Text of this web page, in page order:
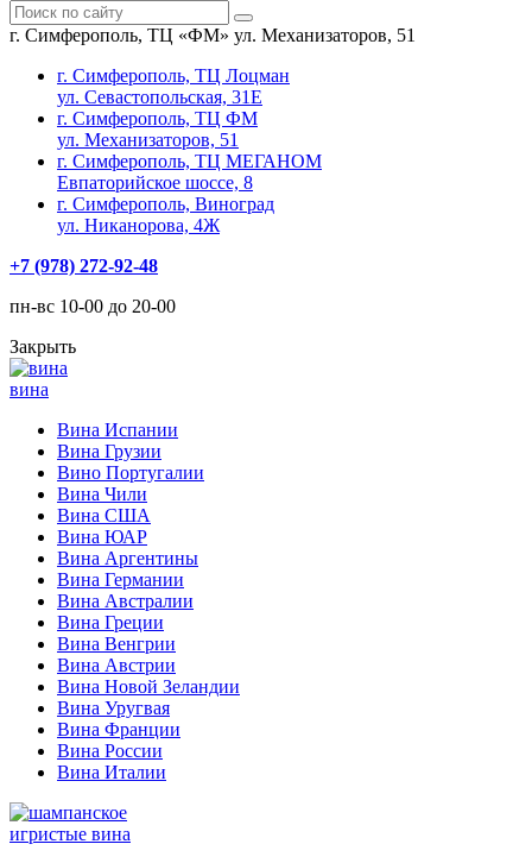
г. Симферополь, ТЦ «ФМ» ул. Механизаторов, 51
г. Симферополь, ТЦ Лоцман
ул. Севастопольская, 31Е
г. Симферополь, ТЦ ФМ
ул. Механизаторов, 51
г. Симферополь, ТЦ МЕГАНОМ
Евпаторийское шоссе, 8
г. Симферополь, Виноград
ул. Никанорова, 4Ж
+7 (978) 272-92-48
пн-вс 10-00 до 20-00
Закрыть
вина
Вина Испании
Вина Грузии
Вино Португалии
Вина Чили
Вина США
Вина ЮАР
Вина Аргентины
Вина Германии
Вина Австралии
Вина Греции
Вина Венгрии
Вина Австрии
Вина Новой Зеландии
Вина Уругвая
Вина Франции
Вина России
Вина Италии
игристые вина